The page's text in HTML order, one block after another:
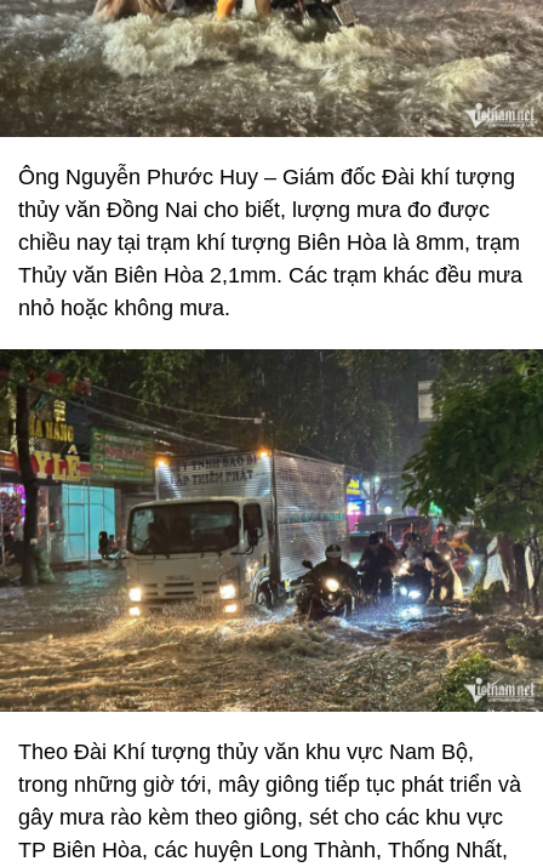
Ông Nguyễn Phước Huy – Giám đốc Đài khí tượng
thủy văn Đồng Nai cho biết, lượng mưa đo được
chiều nay tại trạm khí tượng Biên Hòa là 8mm, trạm
Thủy văn Biên Hòa 2,1mm. Các trạm khác đều mưa
nhỏ hoặc không mưa.
Theo Đài Khí tượng thủy văn khu vực Nam Bộ,
trong những giờ tới, mây giông tiếp tục phát triển và
gây mưa rào kèm theo giông, sét cho các khu vực
TP Biên Hòa, các huyện Long Thành, Thống Nhất,